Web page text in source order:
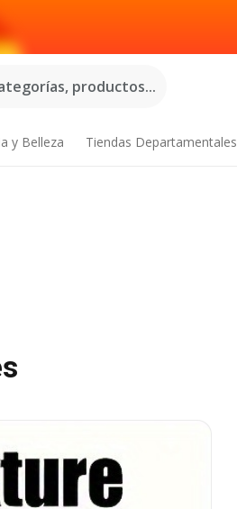
productos...
y Belleza Tiendas Departamentales